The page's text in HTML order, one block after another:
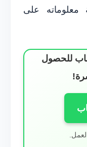
على
للحصول